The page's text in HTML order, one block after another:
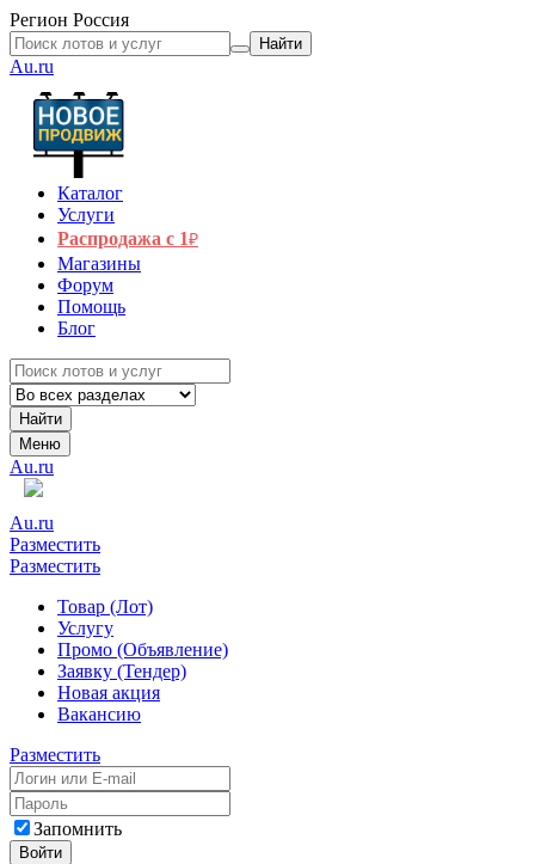
Регион Россия
Найти
Au.ru
Каталог
Услуги
Распродажа с 1₽
Магазины
Форум
Помощь
Блог
Найти
Меню
Au.ru
Au.ru
Разместить
Разместить
Товар (Лот)
Услугу
Промо (Объявление)
Заявку (Тендер)
Новая акция
Вакансию
Разместить
Запомнить
Войти